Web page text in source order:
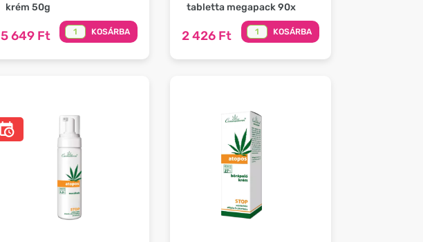
krém 50g
5 649 Ft KOSÁRBA
tabletta megapack 90x
2 426 Ft KOSÁRBA